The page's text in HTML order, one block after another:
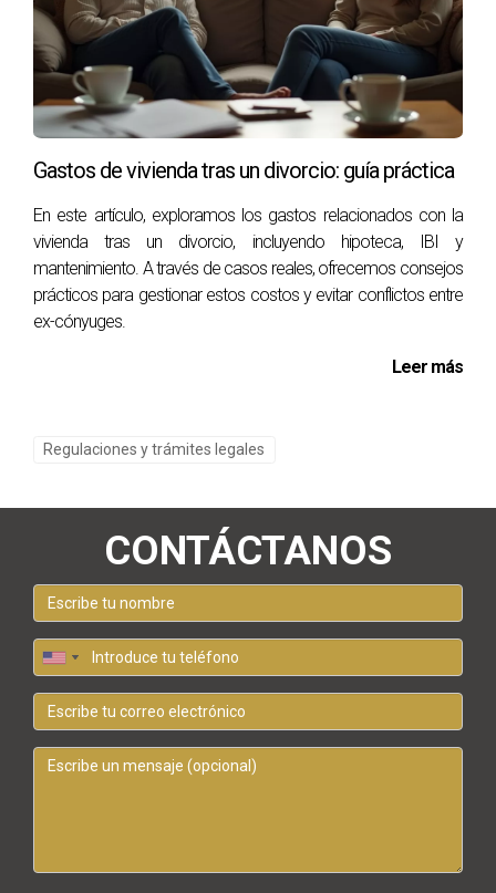
Gastos de vivienda tras un divorcio: guía práctica
En este artículo, exploramos los gastos relacionados con la
vivienda tras un divorcio, incluyendo hipoteca, IBI y
mantenimiento. A través de casos reales, ofrecemos consejos
prácticos para gestionar estos costos y evitar conflictos entre
ex-cónyuges.
Leer más
Regulaciones y trámites legales
CONTÁCTANOS